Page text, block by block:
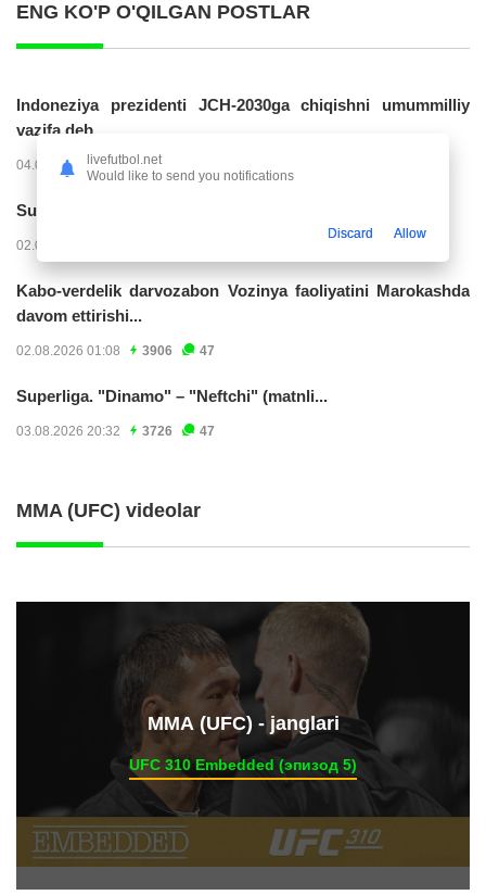
ENG KO'P O'QILGAN POSTLAR
Indoneziya prezidenti JCH-2030ga chiqishni umummilliy
vazifa deb...
04.08.2026 02:11 14223
Superliga. “Buxoro” - “Lokomotiv”...
02.08.2026 03:08
Kabo-verdelik darvozabon Vozinya faoliyatini Marokashda
davom ettirishi...
02.08.2026 01:08 3906 47
Superliga. "Dinamo" – "Neftchi" (matnli...
03.08.2026 20:32 3726 47
MMA (UFC) videolar
ММА (UFC) - janglari
UFC 310 Embedded (эпизод 5)
livefutbol.net
Would like to send you notifications
Discard Allow